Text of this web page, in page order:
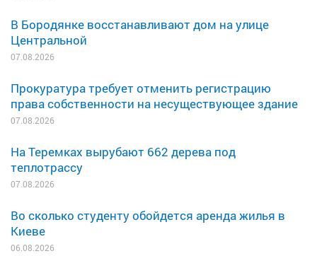
В Бородянке восстанавливают дом на улице
Центральной
07.08.2026
Прокуратура требует отменить регистрацию
права собственности на несуществующее здание
07.08.2026
На Теремках вырубают 662 дерева под
теплотрассу
07.08.2026
Во сколько студенту обойдется аренда жилья в
Киеве
06.08.2026